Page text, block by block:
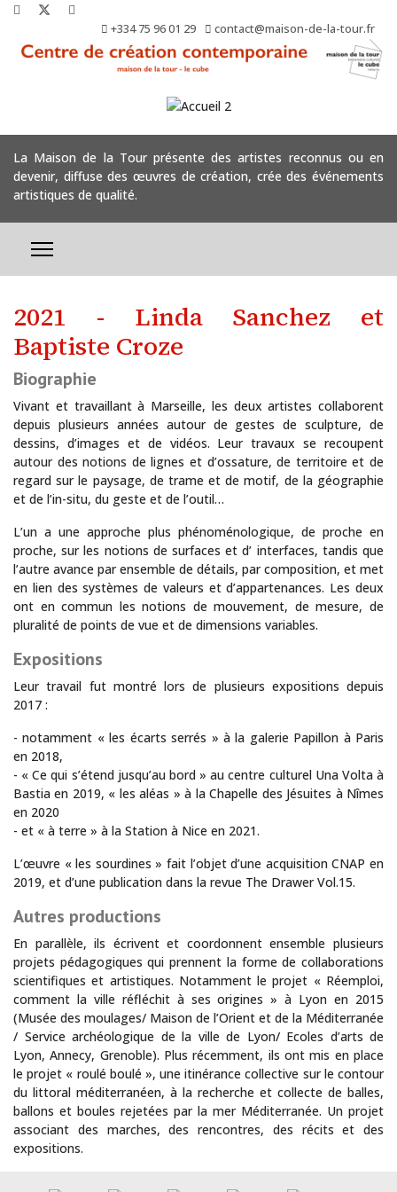
+334 75 96 01 29 contact@maison-de-la-tour.fr
La Maison de la Tour présente des artistes reconnus ou en
devenir, diffuse des œuvres de création, crée des événements
artistiques de qualité.
2021 - Linda Sanchez et
Baptiste Croze
Biographie
Vivant et travaillant à Marseille, les deux artistes collaborent
depuis plusieurs années autour de gestes de sculpture, de
dessins, d’images et de vidéos. Leur travaux se recoupent
autour des notions de lignes et d’ossature, de territoire et de
regard sur le paysage, de trame et de motif, de la géographie
et de l’in-situ, du geste et de l’outil…
L’un a une approche plus phénoménologique, de proche en
proche, sur les notions de surfaces et d’ interfaces, tandis que
l’autre avance par ensemble de détails, par composition, et met
en lien des systèmes de valeurs et d’appartenances. Les deux
ont en commun les notions de mouvement, de mesure, de
pluralité de points de vue et de dimensions variables.
Expositions
Leur travail fut montré lors de plusieurs expositions depuis
2017 :
- notamment « les écarts serrés » à la galerie Papillon à Paris
en 2018,
- « Ce qui s’étend jusqu’au bord » au centre culturel Una Volta à
Bastia en 2019, « les aléas » à la Chapelle des Jésuites à Nîmes
en 2020
- et « à terre » à la Station à Nice en 2021.
L’œuvre « les sourdines » fait l’objet d’une acquisition CNAP en
2019, et d’une publication dans la revue The Drawer Vol.15.
Autres productions
En parallèle, ils écrivent et coordonnent ensemble plusieurs
projets pédagogiques qui prennent la forme de collaborations
scientifiques et artistiques. Notamment le projet « Réemploi,
comment la ville réfléchit à ses origines » à Lyon en 2015
(Musée des moulages/ Maison de l’Orient et de la Méditerranée
/ Service archéologique de la ville de Lyon/ Ecoles d’arts de
Lyon, Annecy, Grenoble). Plus récemment, ils ont mis en place
le projet « roulé boulé », une itinérance collective sur le contour
du littoral méditerranéen, à la recherche et collecte de balles,
ballons et boules rejetées par la mer Méditerranée. Un projet
associant des marches, des rencontres, des récits et des
expositions.